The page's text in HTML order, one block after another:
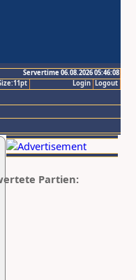
Servertime 06.08.2026 05:46:08
Logout
Login
Partien: